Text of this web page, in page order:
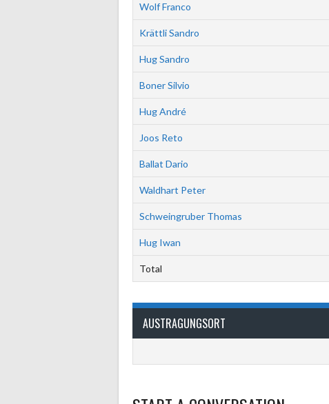
Wolf Franco
Krättli Sandro
Hug Sandro
Boner Silvio
Hug André
Joos Reto
Ballat Dario
Waldhart Peter
Schweingruber Thomas
Hug Iwan
Total
AUSTRAGUNGSORT